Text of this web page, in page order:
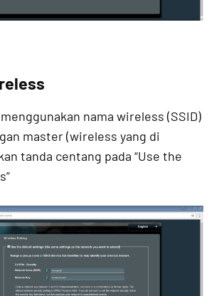
nama wireless (SSID)
master (wireless yang di
tanda centang pada “Use the